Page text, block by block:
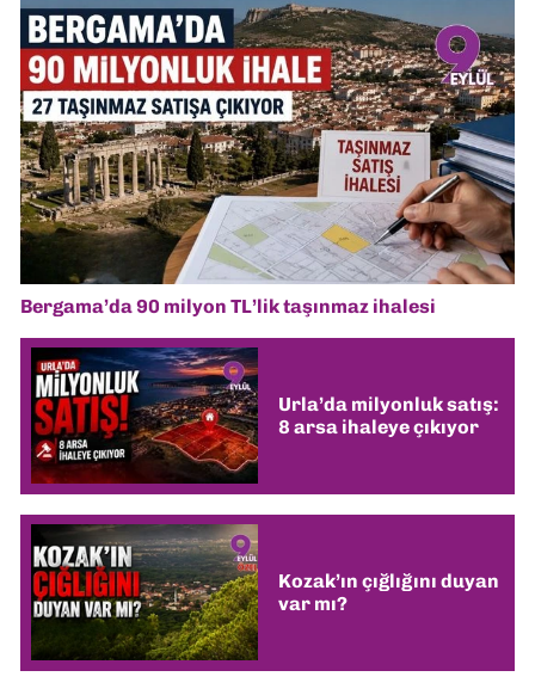
Bergama’da 90 milyon TL’lik taşınmaz ihalesi
Urla’da milyonluk satış:
8 arsa ihaleye çıkıyor
Kozak’ın çığlığını duyan
var mı?